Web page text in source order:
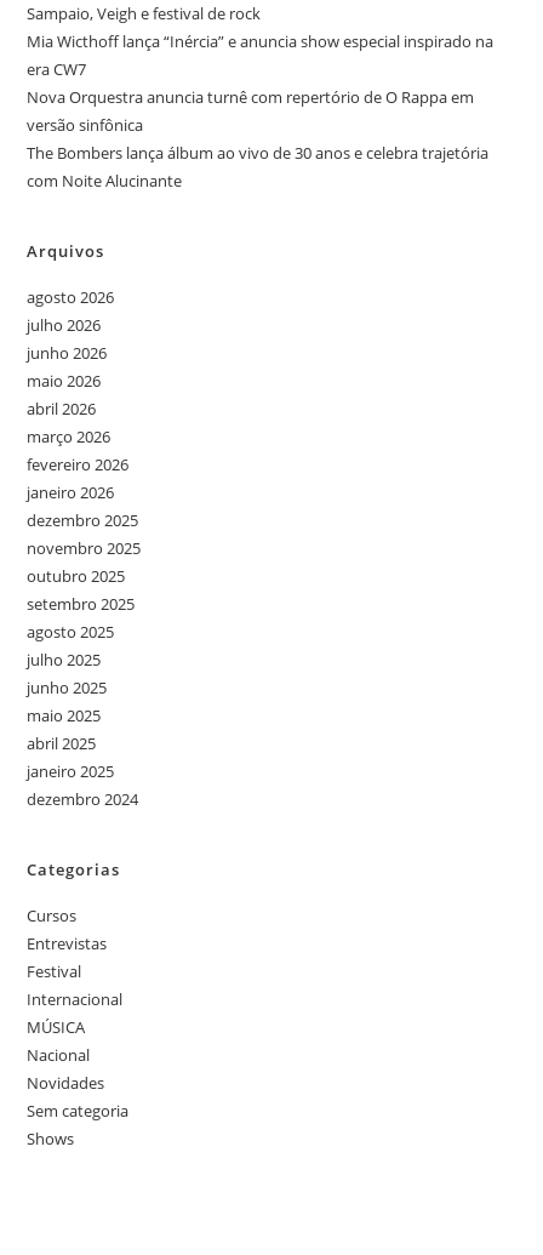
Sampaio, Veigh e festival de rock
Mia Wicthoff lança “Inércia” e anuncia show especial inspirado na
era CW7
Nova Orquestra anuncia turnê com repertório de O Rappa em
versão sinfônica
The Bombers lança álbum ao vivo de 30 anos e celebra trajetória
com Noite Alucinante
Arquivos
agosto 2026
julho 2026
junho 2026
maio 2026
abril 2026
março 2026
fevereiro 2026
janeiro 2026
dezembro 2025
novembro 2025
outubro 2025
setembro 2025
agosto 2025
julho 2025
junho 2025
maio 2025
abril 2025
janeiro 2025
dezembro 2024
Categorias
Cursos
Entrevistas
Festival
Internacional
MÚSICA
Nacional
Novidades
Sem categoria
Shows